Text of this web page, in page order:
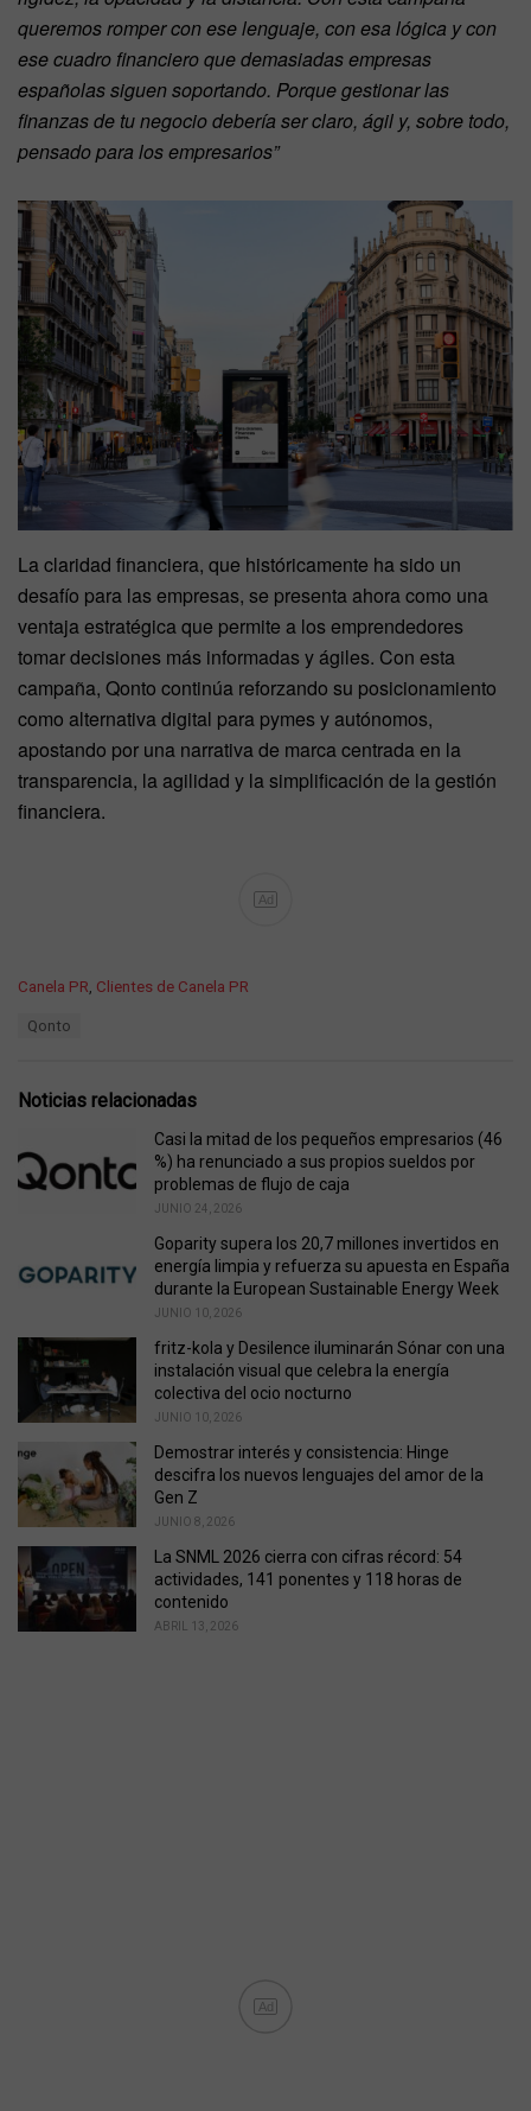
queremos romper con ese lenguaje, con esa lógica y con
ese cuadro financiero que demasiadas empresas
españolas siguen soportando. Porque gestionar las
finanzas de tu negocio debería ser claro, ágil y, sobre todo,
pensado para los empresarios”
La claridad financiera, que históricamente ha sido un
desafío para las empresas, se presenta ahora como una
ventaja estratégica que permite a los emprendedores
tomar decisiones más informadas y ágiles. Con esta
campaña, Qonto continúa reforzando su posicionamiento
como alternativa digital para pymes y autónomos,
apostando por una narrativa de marca centrada en la
transparencia, la agilidad y la simplificación de la gestión
financiera.
Ad
C
o
r
e
s
Canela PR Clientes de Canela PR
:
Qonto
Noticias relacionadas
Casi la mitad de los pequeños empresarios (46
%) ha renunciado a sus propios sueldos por
problemas de flujo de caja
JUNIO 24, 2026
Goparity supera los 20,7 millones invertidos en
energía limpia y refuerza su apuesta en España
durante la European Sustainable Energy Week
JUNIO 10, 2026
fritz-kola y Desilence iluminarán Sónar con una
instalación visual que celebra la energía
colectiva del ocio nocturno
JUNIO 10, 2026
Demostrar interés y consistencia: Hinge
descifra los nuevos lenguajes del amor de la
Gen Z
JUNIO 8, 2026
La SNML 2026 cierra con cifras récord: 54
actividades, 141 ponentes y 118 horas de
contenido
ABRIL 13, 2026
Ad